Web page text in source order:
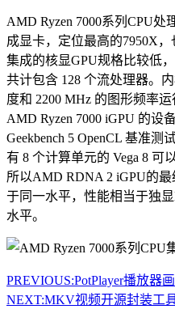
AMD Ryzen 7000系列CPU
成显卡，定位最高的7950X
集成的核显GPU规格比较低
共计包含 128 个流处理器。
度和 2200 MHz 的图形频率运
AMD Ryzen 7000 iGPU 的设
Geekbench 5 OpenCL 基准
有 8 个计算单元的 Vega 8 可
所以AMD RDNA 2 iGPU的
于同一水平，性能相当于独
水平。
PREVIOUS:PotPlayer播放器
NEXT:MKV视频开源封装工